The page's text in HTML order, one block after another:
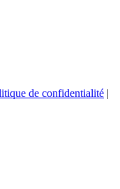
de confidentialité |